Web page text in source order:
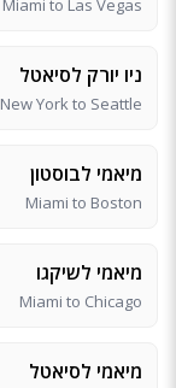
Miami to Las Vegas
ניו יורק לסיאטל
New York to Seattle
מיאמי לבוסטון
Miami to Boston
מיאמי לשיקגו
Miami to Chicago
מיאמי לסיאטל